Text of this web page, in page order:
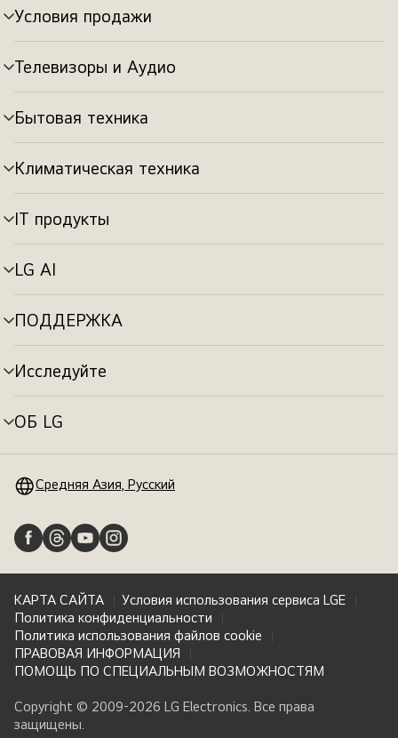
Условия продажи
Переключатель
меню
Телевизоры и Аудио
Переключатель
меню
Бытовая техника
Переключатель
меню
Климатическая техника
Переключатель
меню
IT продукты
Переключатель
меню
LG AI
Переключатель
меню
ПОДДЕРЖКА
Переключатель
меню
Исследуйте
Переключатель
меню
ОБ LG
Переключатель
Средняя Азия, Русский
КАРТА САЙТА
Условия использования сервиса LGE
Политика конфиденциальности
Политика использования файлов cookie
ПРАВОВАЯ ИНФОРМАЦИЯ
ПОМОЩЬ ПО СПЕЦИАЛЬНЫМ ВОЗМОЖНОСТЯМ
Copyright © 2009-2026 LG Electronics. Все права
защищены.